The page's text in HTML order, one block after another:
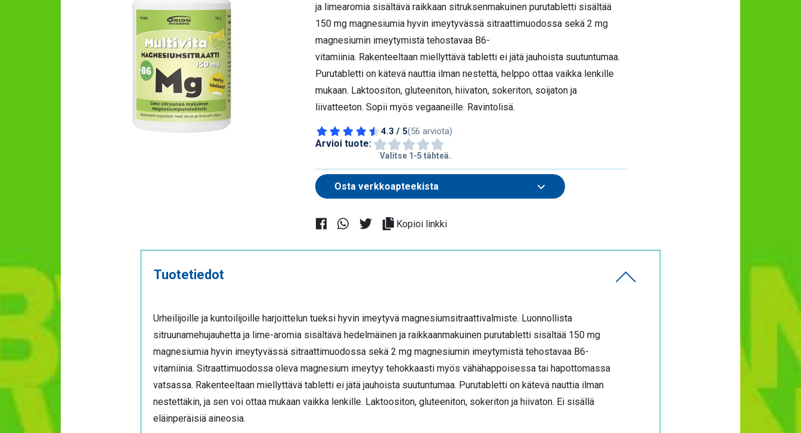
ja limearomia sisältävä raikkaan sitruksenmakuinen purutabletti sisältää
150 mg magnesiumia hyvin imeytyvässä sitraattimuodossa sekä 2 mg
magnesiumin imeytymistä tehostavaa B6-
vitamiinia. Rakenteeltaan miellyttävä tabletti ei jätä jauhoista suutuntumaa.
Purutabletti on kätevä nauttia ilman nestettä, helppo ottaa vaikka lenkille
mukaan. Laktoositon, gluteeniton, hiivaton, sokeriton, soijaton ja
liivatteeton. Sopii myös vegaaneille. Ravintolisä.
4.3 / 5(56 arviota)
Arvioi tuote:
Valitse 1-5 tähteä.
Kopioi linkki
Tuotetiedot
Urheilijoille ja kuntoilijoille harjoittelun tueksi hyvin imeytyvä magnesiumsitraattivalmiste. Luonnollista
sitruunamehujauhetta ja lime-aromia sisältävä hedelmäinen ja raikkaanmakuinen purutabletti sisältää 150 mg
magnesiumia hyvin imeytyvässä sitraattimuodossa sekä 2 mg magnesiumin imeytymistä tehostavaa B6-
vitamiinia. Sitraattimuodossa oleva magnesium imeytyy tehokkaasti myös vähähappoisessa tai hapottomassa
vatsassa. Rakenteeltaan miellyttävä tabletti ei jätä jauhoista suutuntumaa. Purutabletti on kätevä nauttia ilman
nestettäkin, ja sen voi ottaa mukaan vaikka lenkille. Laktoositon, gluteeniton, sokeriton ja hiivaton. Ei sisällä
eläinperäisiä aineosia.